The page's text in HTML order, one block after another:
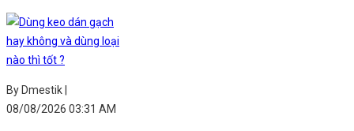
By Dmestik |
08/08/2026 03:31 AM